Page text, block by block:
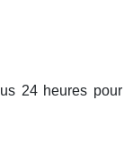
24 heures pour